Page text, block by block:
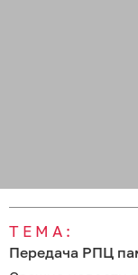
ТЕМА:
Передача РПЦ